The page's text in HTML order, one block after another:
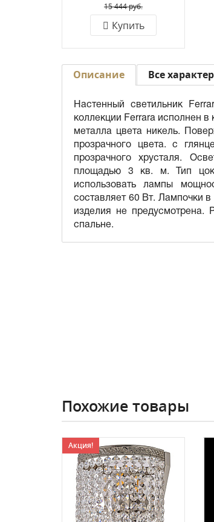
15 444 руб.
Купить
Описание
Настенный светильник
коллекции Ferrara исполнен
металла цвета никель.
прозрачного цвета. с
прозрачного хрусталя.
площадью 3 кв. м. Тип
использовать лампы
составляет 60 Вт. Лампочки
изделия не предусмотрена.
спальне.
Все
Похожие товары
Акция!